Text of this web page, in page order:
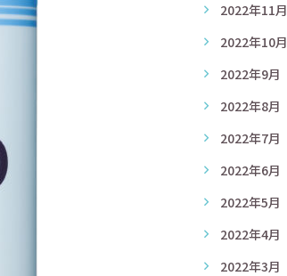
2022年11月
2022年10月
2022年9月
2022年8月
2022年7月
2022年6月
2022年5月
2022年4月
2022年3月